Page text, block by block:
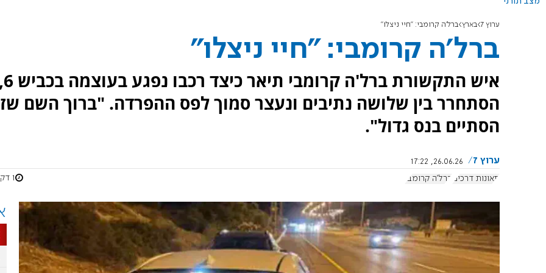
ערוץ 7 בארץ ברל'ה קרומבי: "חיי ניצלו"
ברל'ה קרומבי: "חיי ניצלו"
איש התקשורת ברל'ה קרומבי תיאר כיצד רכבו נפגע בעוצמה בכביש 6,
הסתחרר בין שלושה נתיבים ונעצר סמוך לפס ההפרדה. "ברוך השם
הסתיים בנס גדול".
ערוץ 7
26.06.26, 17:22
תאונות דרכים ברל'ה קרומבי 1 דקות